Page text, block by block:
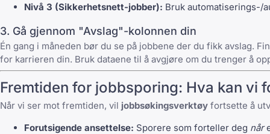
Nivå 3 (Sikkerhetsnett-jobber): Bruk automatiserings-/
3. Gå gjennom "Avslag"-kolonnen din
Én gang i måneden bør du se på jobbene der du fikk avslag.
for karrieren din. Bruk dataene til å avgjøre om du trenger å
Fremtiden for jobbsporing: Hva kan vi
Når vi ser mot fremtiden, vil jobbsøkingsverktøy fortsette å
Forutsigende ansettelse: Sporere som forteller deg når